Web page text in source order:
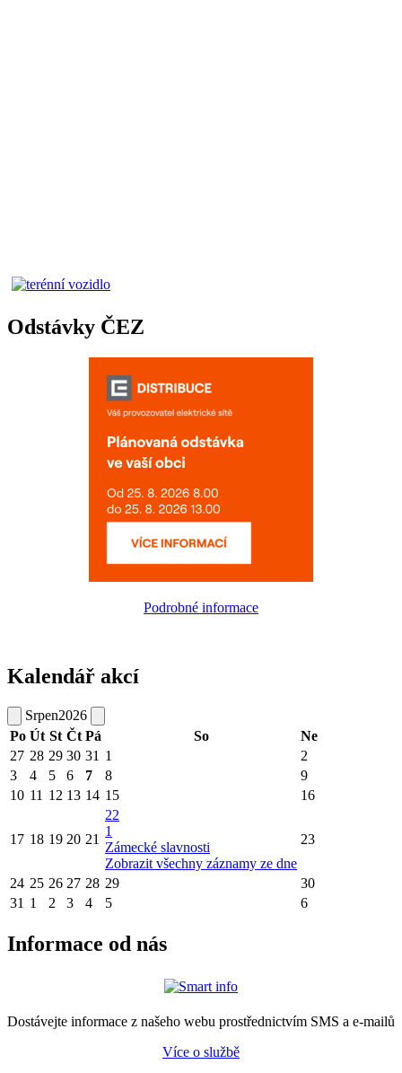
Odstávky ČEZ
Podrobné informace
Kalendář akcí
Srpen2026
Po Út St Čt Pá So
Ne
27 28 29 30 31 1
2
3
4 5 6 7 8
9
10 11 12 13 14 15 16
17 18 19 20 21
22
1
Zámecké slavnosti
Zobrazit všechny záznamy ze dne
23
24 25 26 27 28 29
30
31 1 2 3 4 5 6
Informace od nás
Dostávejte informace z našeho webu prostřednictvím SMS a e-mailů
Více o službě